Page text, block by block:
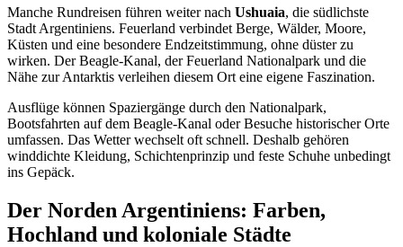
Manche Rundreisen führen weiter nach Ushuaia, die südlichste
Stadt Argentiniens. Feuerland verbindet Berge, Wälder, Moore,
Küsten und eine besondere Endzeitstimmung, ohne düster zu
wirken. Der Beagle-Kanal, der Feuerland Nationalpark und die
Nähe zur Antarktis verleihen diesem Ort eine eigene Faszination.
Ausflüge können Spaziergänge durch den Nationalpark,
Bootsfahrten auf dem Beagle-Kanal oder Besuche historischer Orte
umfassen. Das Wetter wechselt oft schnell. Deshalb gehören
winddichte Kleidung, Schichtenprinzip und feste Schuhe unbedingt
ins Gepäck.
Der Norden Argentiniens: Farben,
Hochland und koloniale Städte